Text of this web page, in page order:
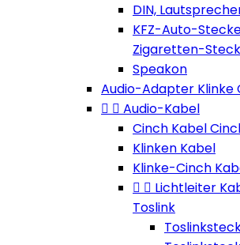
DIN,
KFZ-Auto-
Zigaretten-
Speakon
Audio-Adapter Klinke
  Audio-Kabel
Cinch Kabel
Klinken Kabel
Klinke-Cinch
  Lichtleiter
Toslink